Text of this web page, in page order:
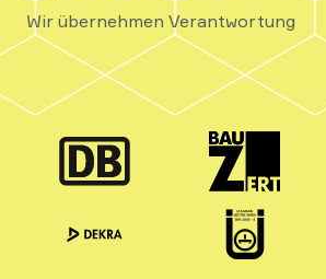
Wir übernehmen Verantwortung